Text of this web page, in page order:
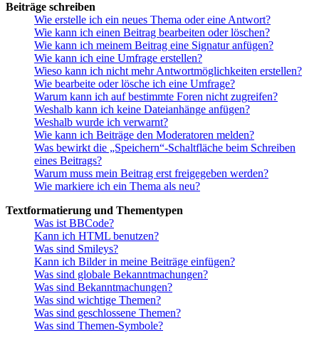
Beiträge schreiben
Wie erstelle ich ein neues Thema oder eine Antwort?
Wie kann ich einen Beitrag bearbeiten oder löschen?
Wie kann ich meinem Beitrag eine Signatur anfügen?
Wie kann ich eine Umfrage erstellen?
Wieso kann ich nicht mehr Antwortmöglichkeiten erstellen?
Wie bearbeite oder lösche ich eine Umfrage?
Warum kann ich auf bestimmte Foren nicht zugreifen?
Weshalb kann ich keine Dateianhänge anfügen?
Weshalb wurde ich verwarnt?
Wie kann ich Beiträge den Moderatoren melden?
Was bewirkt die „Speichern“-Schaltfläche beim Schreiben
eines Beitrags?
Warum muss mein Beitrag erst freigegeben werden?
Wie markiere ich ein Thema als neu?
Textformatierung und Thementypen
Was ist BBCode?
Kann ich HTML benutzen?
Was sind Smileys?
Kann ich Bilder in meine Beiträge einfügen?
Was sind globale Bekanntmachungen?
Was sind Bekanntmachungen?
Was sind wichtige Themen?
Was sind geschlossene Themen?
Was sind Themen-Symbole?